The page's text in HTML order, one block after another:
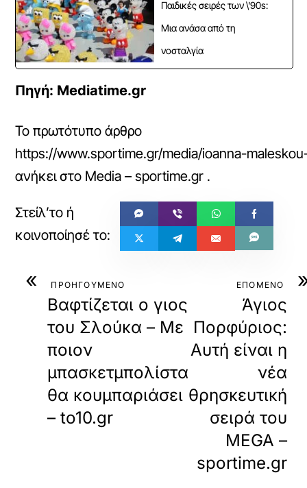
Παιδικές σειρές των \'90s:
Μια ανάσα από τη
νοσταλγία
Πηγή: Mediatime.gr
Το πρωτότυπο άρθρο
https://www.sportime.gr/media/ioanna-
ανήκει στο Media – sportime.gr .
« ΠΡΟΗΓΟΥΜΕΝΟ
Βαφτίζεται ο γιος
του Σλούκα – Με
ποιον
μπασκετμπολίστα
θα κουμπαριάσει
– to10.gr
ΕΠΟΜΕΝΟ
Άγιος
Πορφύριος:
Αυτή είναι η
νέα
θρησκευτική
σειρά του
MEGA –
sportime.gr